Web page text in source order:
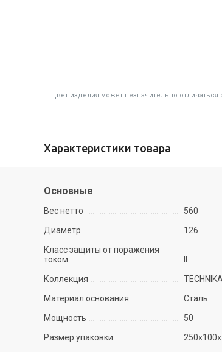
Цвет изделия может незначительно
Характеристики товара
Основные
Вес нетто
560
Диаметр
126
Класс защиты от поражения
током
Коллекция
TECHNIKA
Материал основания
Сталь
Мощность
50
Размер упаковки